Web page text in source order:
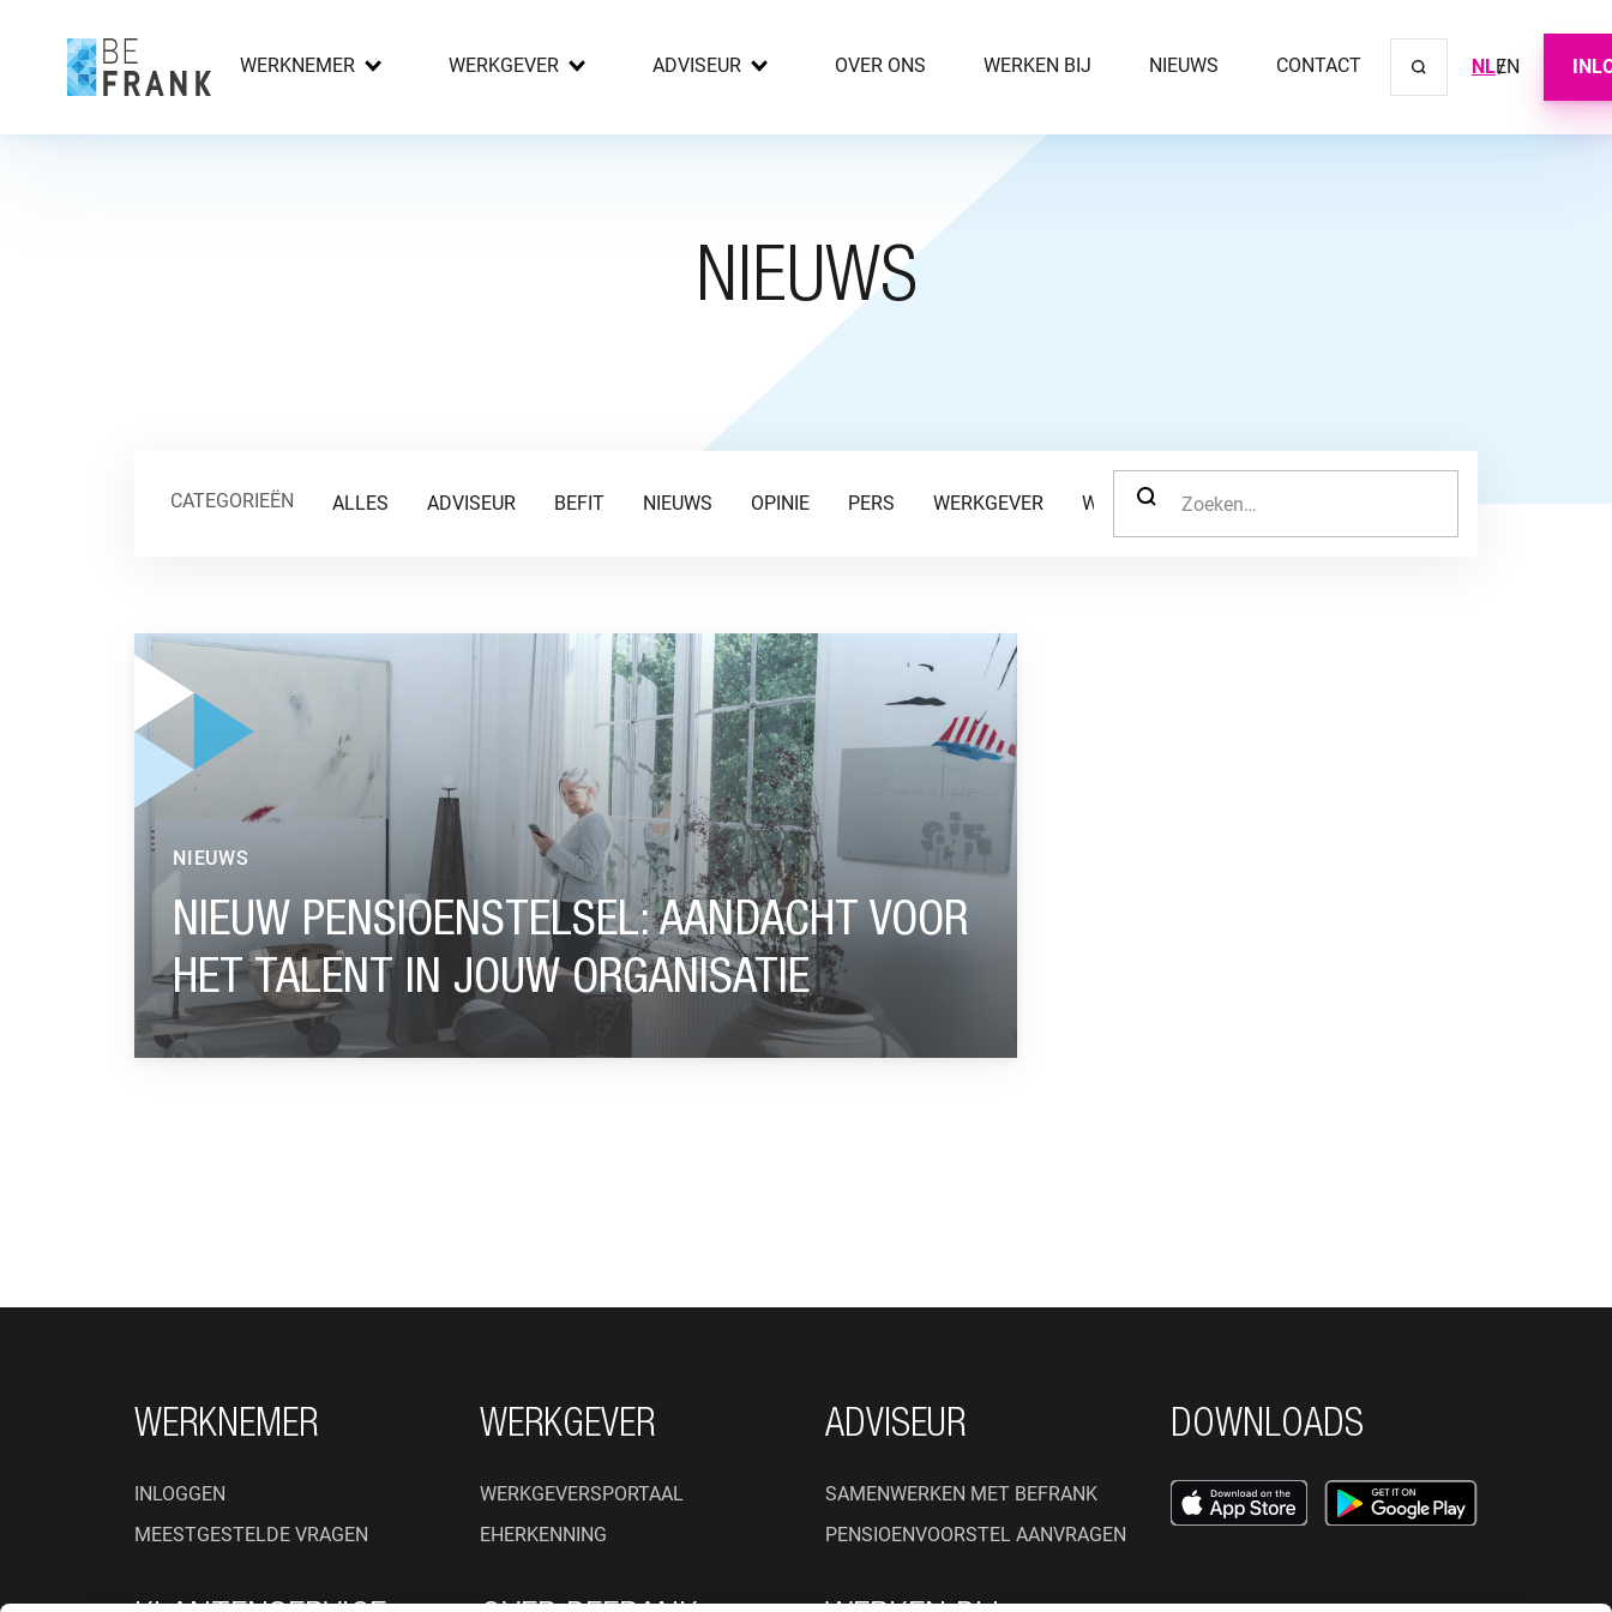
WERKNEMER WERKGEVER ADVISEUR OVER ONS WERKEN BIJ NIEUWS CONTACT NLEN
NIEUWS
CATEGORIEËN ALLES ADVISEUR BEFIT NIEUWS OPINIE PERS WERKGEVER WERKNEMER
ZOEK NAAR:
GA NAAR “NIEUW PENSIOENSTELSEL: AANDACHT VOOR HET TALENT IN JOUW ORGANISATIE”
NIEUW PENSIOENSTELSEL: AANDACHT VOOR
HET TALENT IN JOUW ORGANISATIE
NIEUWS
FOOTER NAVIGATIE
WERKNEMER
INLOGGEN
MEESTGESTELDE VRAGEN
WERKGEVER
WERKGEVERSPORTAAL
EHERKENNING
ADVISEUR
SAMENWERKEN MET BEFRANK
PENSIOENVOORSTEL AANVRAGEN
DOWNLOADS
Sluit